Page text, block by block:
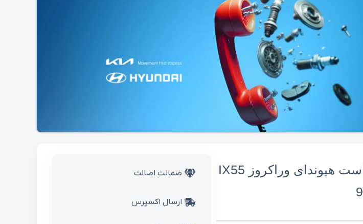
پروژکتور جلو راست هیوندای وراکروز IX55
ضمانت اصالت
ارسال اکسپرس